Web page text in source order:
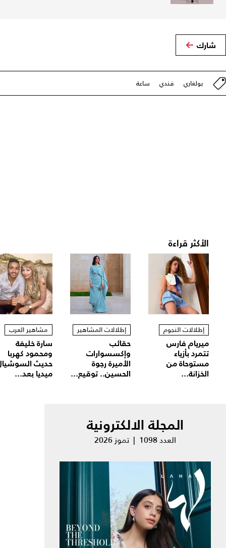
شارك
بولغاري فندي ساعة
الأكثر قراءة
إطلالات النجوم
ميريام فارس
تتمرد بأزياء
مستوحاة من
الخزانة...
إطلالات المشاهير
حقائب
وإكسسوارات
الأميرة رجوة
الحسين.. توقيع...
مشاهير العرب
سارة خليفة
ومحمود كهربا
حديث
ميديا بعد...
المجلة الالكترونية
العدد 1098 | تموز 2026